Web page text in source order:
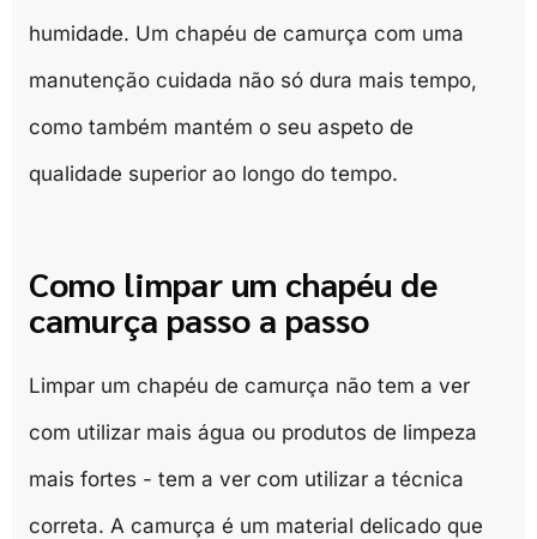
humidade. Um chapéu de camurça com uma
manutenção cuidada não só dura mais tempo,
como também mantém o seu aspeto de
qualidade superior ao longo do tempo.
Como limpar um chapéu de
camurça passo a passo
Limpar um chapéu de camurça não tem a ver
com utilizar mais água ou produtos de limpeza
mais fortes - tem a ver com utilizar a técnica
correta. A camurça é um material delicado que